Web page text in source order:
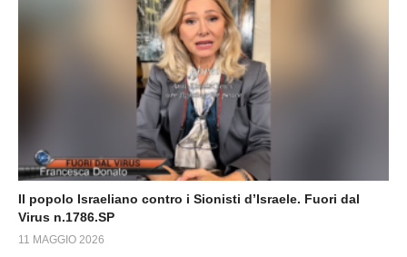
Il popolo Israeliano contro i Sionisti d’Israele. Fuori dal
Virus n.1786.SP
11 MAGGIO 2026